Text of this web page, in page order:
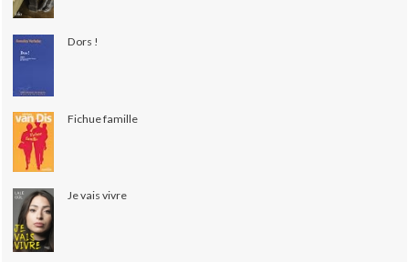
Dors !
Fichue famille
Je vais vivre